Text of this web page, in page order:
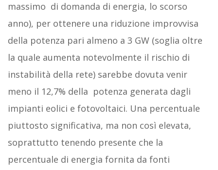
massimo di domanda di energia, lo scorso
anno), per ottenere una riduzione improvvisa
della potenza pari almeno a 3 GW (soglia oltre
la quale aumenta notevolmente il rischio di
instabilità della rete) sarebbe dovuta venir
meno il 12,7% della potenza generata dagli
impianti eolici e fotovoltaici. Una percentuale
piuttosto significativa, ma non così elevata,
soprattutto tenendo presente che la
percentuale di energia fornita da fonti